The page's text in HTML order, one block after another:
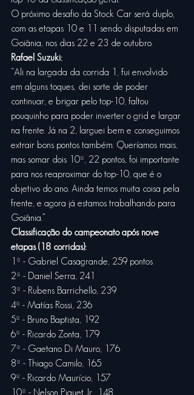
O próximo desafio da Stock Car será duplo,
com as etapas 10 e 11 sendo disputadas em
Goiânia, nos dias 22 e 23 de outubro.
Rafael Suzuki:
“Ali na largada da corrida 1, fui envolvido
em alguns toques, dei sorte de poder
continuar, e brigar pelo top-10, faltou
pouquinho para poder inverter o grid e largar
na frente. Já na 2, larguei bem e conseguimos
extrair bons pontos também. Queríamos mais,
mas somar dois 10º, 22 pontos, foi importante
para nos reaproximar do top-10, que é o
objetivo do ano. Ainda temos muita coisa pela
frente, e agora já estamos trabalhando para
Goiânia.”
Classificação do campeonato após nove
etapas (18 corridas):
1º - Gabriel Casagrande, 259 pontos
2º - Daniel Serra, 241
3º - Rubens Barrichello, 239
4º - Matías Rossi, 236
5º - Bruno Baptista, 192
6º - Ricardo Zonta, 179
7º - Gaetano Di Mauro, 176
8º - Thiago Camilo, 165
9º - Ricardo Maurício, 157
10º - Nelson Piquet Jr., 148